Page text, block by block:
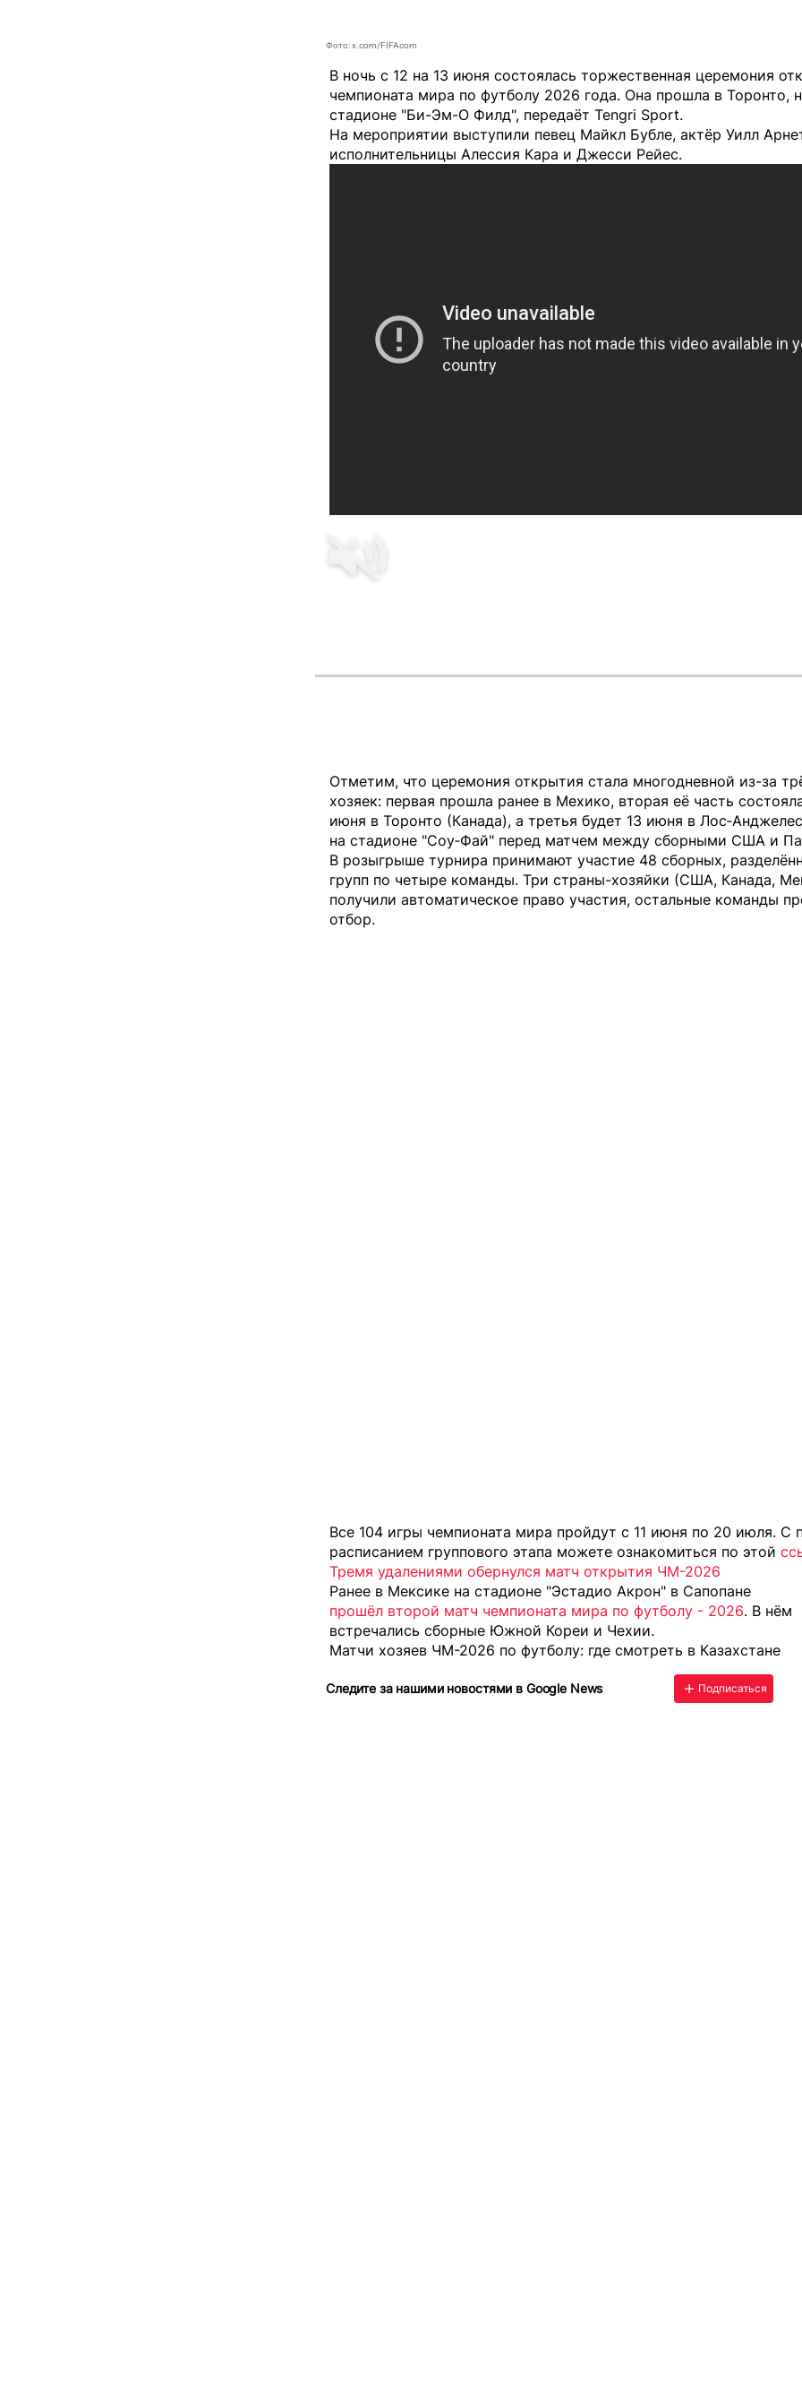
Фото: x.com/FIFAcom
В ночь с 12 на 13 июня состоялась торжественная церемония
чемпионата мира по футболу 2026 года. Она прошла в Торонто,
стадионе "Би-Эм-О Филд", передаёт Tengri Sport.
На мероприятии выступили певец Майкл Бубле, актёр Уилл
исполнительницы Алессия Кара и Джесси Рейес.
Отметим, что церемония открытия стала многодневной из-за
хозяек: первая прошла ранее в Мехико, вторая её часть
июня в Торонто (Канада), а третья будет 13 июня в
на стадионе "Соу‑Фай" перед матчем между сборными США и
В розыгрыше турнира принимают участие 48 сборных,
групп по четыре команды. Три страны-хозяйки (США, Канада,
получили автоматическое право участия, остальные команды
отбор.
Все 104 игры чемпионата мира пройдут с 11 июня по 20 июля. С
расписанием группового этапа можете ознакомиться по этой
Тремя удалениями обернулся матч открытия ЧМ-2026
Ранее в Мексике на стадионе "Эстадио Акрон" в Сапопане
прошёл второй матч чемпионата мира по футболу - 2026. В нём
встречались сборные Южной Кореи и Чехии.
Матчи хозяев ЧМ-2026 по футболу: где смотреть в Казахстане
Следите за нашими новостями в Google News Подписаться